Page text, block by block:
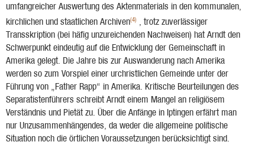
umfangreicher Auswertung des Aktenmaterials in den kommunalen,
kirchlichen und staatlichen Archiven(4) , trotz zuverlässiger
Transskription (bei häfig unzureichenden Nachweisen) hat Arndt den
Schwerpunkt eindeutig auf die Entwicklung der Gemeinschaft in
Amerika gelegt. Die Jahre bis zur Auswanderung nach Amerika
werden so zum Vorspiel einer urchristlichen Gemeinde unter der
Führung von „Father Rapp“ in Amerika. Kritische Beurteilungen des
Separatistenführers schreibt Arndt einem Mangel an religiösem
Verständnis und Pietät zu. Über die Anfänge in Iptingen erfährt man
nur Unzusammenhängendes, da weder die allgemeine politische
Situation noch die örtlichen Voraussetzungen berücksichtigt sind.